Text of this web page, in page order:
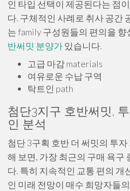
인 타입 선택이 제공된다는 점
다. 구체적인 사례로 취사 공간
는 family 구성원들의 편의을 향
반써밋 분양가있습니다.
고급 마감 materials
여유로운 수납 구역
탁트인 path
첨단3지구 호반써밋,
인 분석
첨단 3구획 호반 더 써밋의 투
해 보면, 가장 최근의 구매 욕구
다. 특히 지속적인 교통 편의 개
인 미래 전망이 매수 희망자들